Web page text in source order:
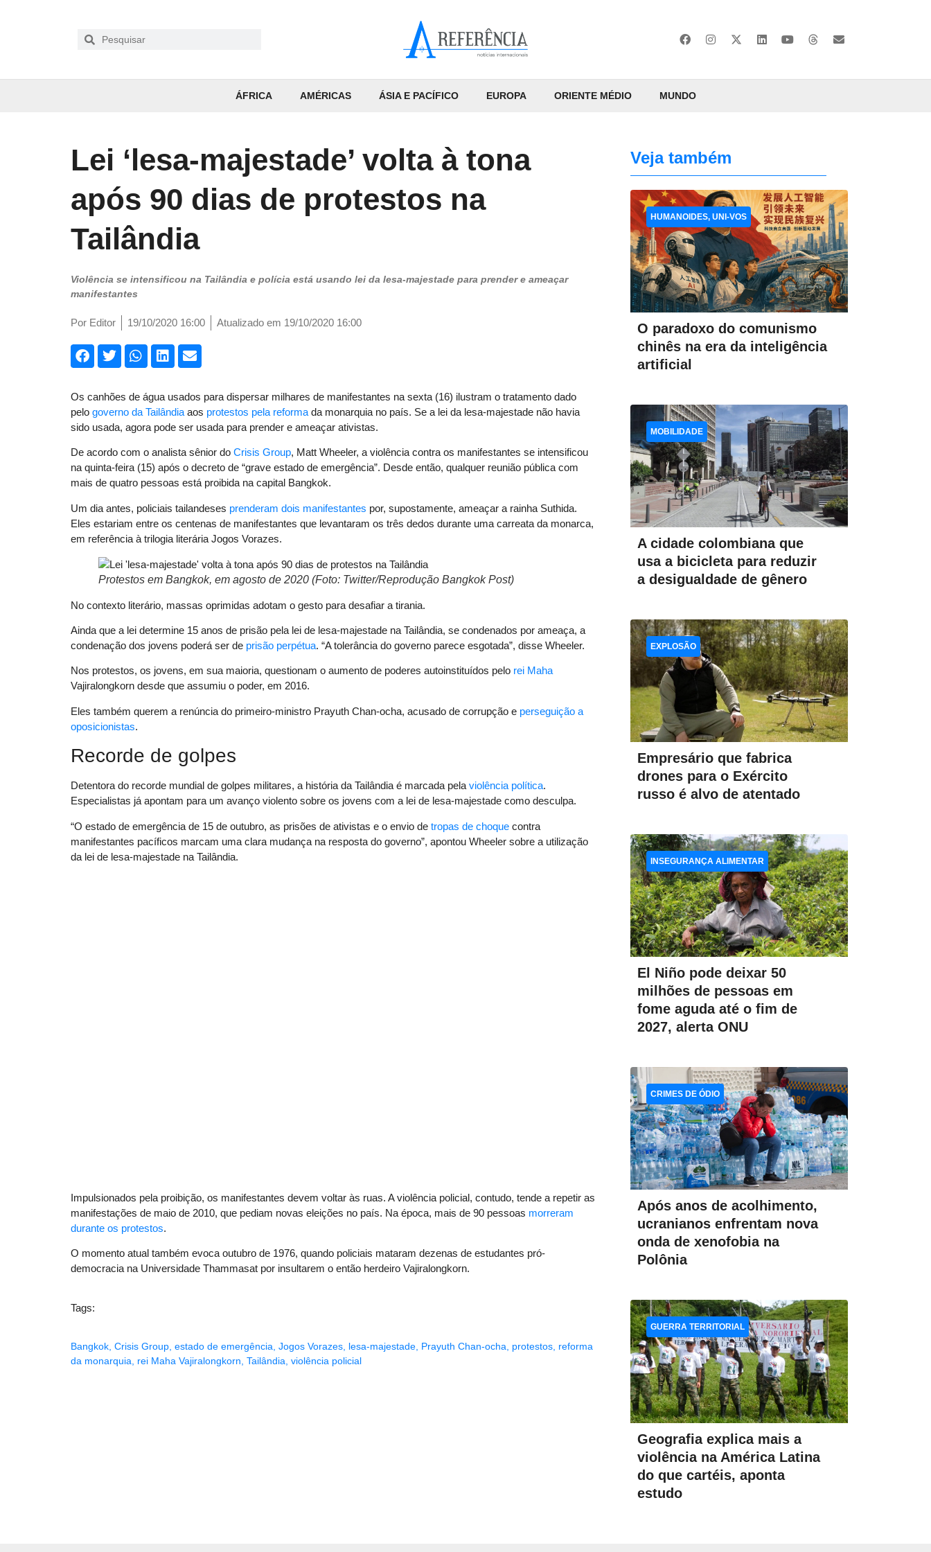
ÁFRICA AMÉRICAS ÁSIA E PACÍFICO EUROPA ORIENTE MÉDIO MUNDO
Lei ‘lesa-majestade’ volta à tona
após 90 dias de protestos na
Tailândia
Violência se intensificou na Tailândia e polícia está usando lei da lesa-majestade para prender e ameaçar
manifestantes
Por Editor 19/10/2020 16:00 Atualizado em 19/10/2020 16:00
Os canhões de água usados para dispersar milhares de manifestantes na sexta (16) ilustram o tratamento dado
pelo governo da Tailândia aos protestos pela reforma da monarquia no país. Se a lei da lesa-majestade não havia
sido usada, agora pode ser usada para prender e ameaçar ativistas.
De acordo com o analista sênior do Crisis Group, Matt Wheeler, a violência contra os manifestantes se intensificou
na quinta-feira (15) após o decreto de “grave estado de emergência”. Desde então, qualquer reunião pública com
mais de quatro pessoas está proibida na capital Bangkok.
Um dia antes, policiais tailandeses prenderam dois manifestantes por, supostamente, ameaçar a rainha Suthida.
Eles estariam entre os centenas de manifestantes que levantaram os três dedos durante uma carreata da monarca,
em referência à trilogia literária Jogos Vorazes.
Protestos em Bangkok, em agosto de 2020 (Foto: Twitter/Reprodução Bangkok Post)
No contexto literário, massas oprimidas adotam o gesto para desafiar a tirania.
Ainda que a lei determine 15 anos de prisão pela lei de lesa-majestade na Tailândia, se condenados por ameaça, a
condenação dos jovens poderá ser de prisão perpétua. “A tolerância do governo parece esgotada”, disse Wheeler.
Nos protestos, os jovens, em sua maioria, questionam o aumento de poderes autoinstituídos pelo rei Maha
Vajiralongkorn desde que assumiu o poder, em 2016.
Eles também querem a renúncia do primeiro-ministro Prayuth Chan-ocha, acusado de corrupção e perseguição a
oposicionistas.
Recorde de golpes
Detentora do recorde mundial de golpes militares, a história da Tailândia é marcada pela violência política.
Especialistas já apontam para um avanço violento sobre os jovens com a lei de lesa-majestade como desculpa.
“O estado de emergência de 15 de outubro, as prisões de ativistas e o envio de tropas de choque contra
manifestantes pacíficos marcam uma clara mudança na resposta do governo”, apontou Wheeler sobre a utilização
da lei de lesa-majestade na Tailândia.
Impulsionados pela proibição, os manifestantes devem voltar às ruas. A violência policial, contudo, tende a repetir as
manifestações de maio de 2010, que pediam novas eleições no país. Na época, mais de 90 pessoas morreram
durante os protestos.
O momento atual também evoca outubro de 1976, quando policiais mataram dezenas de estudantes pró-
democracia na Universidade Thammasat por insultarem o então herdeiro Vajiralongkorn.
Tags:
Bangkok Crisis Group estado de emergência Jogos Vorazes lesa-majestade Prayuth Chan-ocha protestos reforma
da monarquia
rei Maha Vajiralongkorn Tailândia violência policial
Veja também
O paradoxo do comunismo
chinês na era da inteligência
artificial
HUMANOIDES, UNI-VOS
A cidade colombiana que
usa a bicicleta para reduzir
a desigualdade de gênero
MOBILIDADE
Empresário que fabrica
drones para o Exército
russo é alvo de atentado
EXPLOSÃO
El Niño pode deixar 50
milhões de pessoas em
fome aguda até o fim de
2027, alerta ONU
INSEGURANÇA ALIMENTAR
Após anos de acolhimento,
ucranianos enfrentam nova
onda de xenofobia na
Polônia
CRIMES DE ÓDIO
Geografia explica mais a
violência na América Latina
do que cartéis, aponta
estudo
GUERRA TERRITORIAL